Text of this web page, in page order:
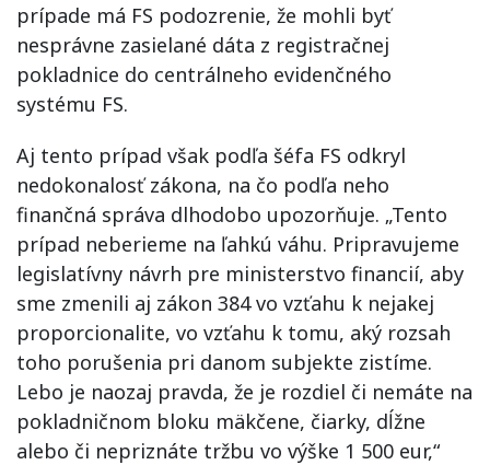
prípade má FS podozrenie, že mohli byť
nesprávne zasielané dáta z registračnej
pokladnice do centrálneho evidenčného
systému FS.
Aj tento prípad však podľa šéfa FS odkryl
nedokonalosť zákona, na čo podľa neho
finančná správa dlhodobo upozorňuje. „Tento
prípad neberieme na ľahkú váhu. Pripravujeme
legislatívny návrh pre ministerstvo financií, aby
sme zmenili aj zákon 384 vo vzťahu k nejakej
proporcionalite, vo vzťahu k tomu, aký rozsah
toho porušenia pri danom subjekte zistíme.
Lebo je naozaj pravda, že je rozdiel či nemáte na
pokladničnom bloku mäkčene, čiarky, dĺžne
alebo či nepriznáte tržbu vo výške 1 500 eur,“